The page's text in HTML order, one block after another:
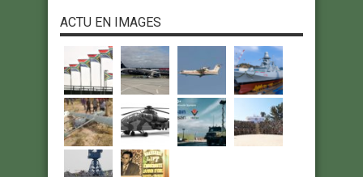
ACTU EN IMAGES